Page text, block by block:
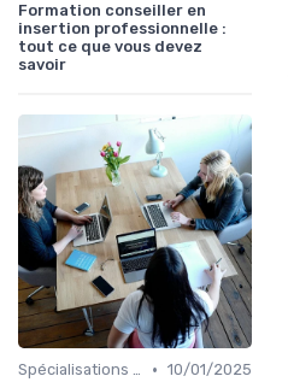
Formation conseiller en
insertion professionnelle :
tout ce que vous devez
savoir
Spécialisations sectorielles • 10/01/2025